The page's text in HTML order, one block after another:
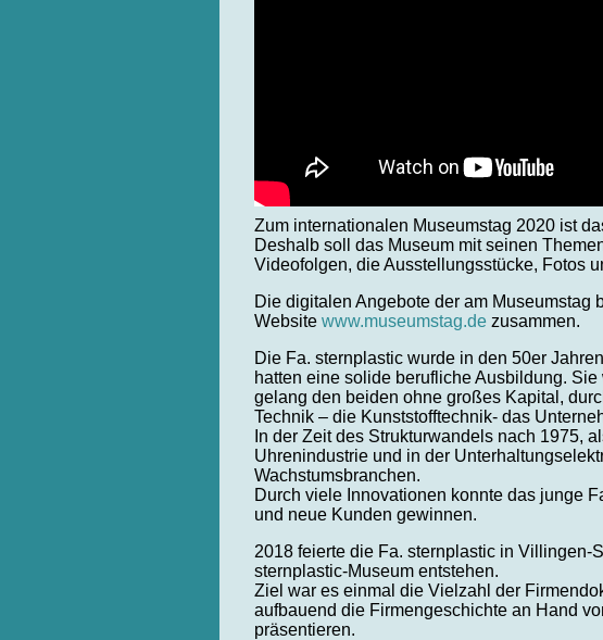
Zum internationalen Museumstag 2020 ist
Deshalb soll das Museum mit seinen
Videofolgen, die Ausstellungsstücke, Fotos
Die digitalen Angebote der am
Websitewww.museumstag.dezusammen.
Die Fa. sternplastic wurde in den 50er
hatten eine solide berufliche Ausbildung.
gelang den beiden ohne großes Kapital,
Technik – die Kunststofftechnik- das
In der Zeit des Strukturwandels nach 1975,
Uhrenindustrie und in der
Wachstumsbranchen.
Durch viele Innovationen konnte das junge
und neue Kunden gewinnen.
2018 feierte die Fa. sternplastic in
sternplastic-Museum entstehen.
Ziel war es einmal die Vielzahl der
aufbauend die Firmengeschichte an Hand
präsentieren.